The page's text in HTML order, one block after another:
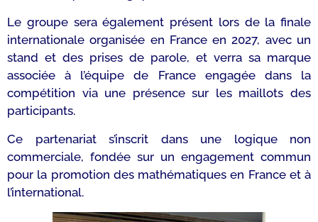
Le groupe sera également présent lors de la finale
internationale organisée en France en 2027, avec un
stand et des prises de parole, et verra sa marque
associée à l’équipe de France engagée dans la
compétition via une présence sur les maillots des
participants.
Ce partenariat s’inscrit dans une logique non
commerciale, fondée sur un engagement commun
pour la promotion des mathématiques en France et à
l’international.